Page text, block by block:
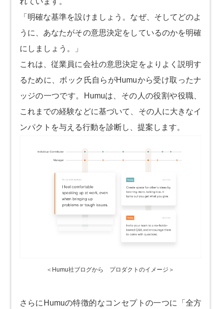
「明確な基準を設けましょう。なぜ、そしてどのよ
うに、あなたがその意思決定をしているのかを明確
にしましょう。」
これは、従業員に会社の意思決定をよりよく説明す
るために、ボック氏自らがHumuから受け取ったナ
ッジの一つです。Humuは、その人の役割や役職、
これまでの経験などに基づいて、その人に大きなイ
ンパクトを与える行動を診断し、提案します。
＜Humu社ブログから プロダクトのイメージ＞
さらにHumuの特徴的なコンセプトの一つに「全方